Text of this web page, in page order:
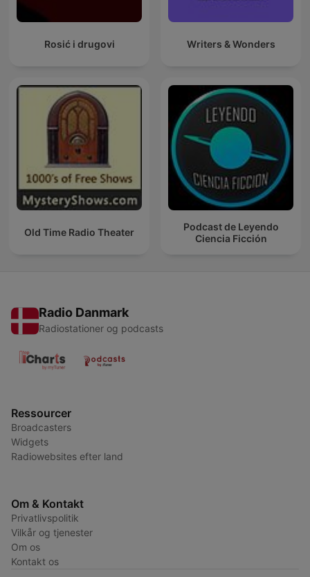
Rosić i drugovi Writers & Wonders
Old Time Radio Theater
Podcast de Leyendo
Ciencia Ficción
Radio Danmark
Radiostationer og podcasts
Ressourcer
Broadcasters
Widgets
Radiowebsites efter land
Om & Kontakt
Privatlivspolitik
Vilkår og tjenester
Om os
Kontakt os